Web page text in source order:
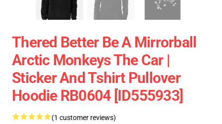
Thered Better Be A Mirrorball
Arctic Monkeys The Car |
Sticker And Tshirt Pullover
Hoodie RB0604 [ID555933]
(1 customer reviews)